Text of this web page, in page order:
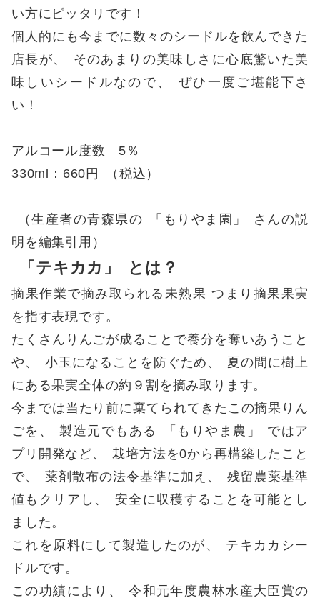
い方にピッタリです！
個人的にも今までに数々のシードルを飲んできた
店長が、
そのあまりの美味しさに心底驚いた美
味しいシードルなので、
ぜひ一度ご堪能下さ
い！
アルコール度数 5％
330ml：660円
（ 税込 ）
（生産者の青森県の 「 もりやま園 」
さんの説
明を編集引用 ）
「 テキカカ 」 とは？
摘果作業で摘み取られる未熟果 つまり摘果果実
を指す表現です。
たくさんりんごが成ることで養分を奪いあうこと
や 、 小玉になることを防ぐため 、
夏の間に樹上
にある果実全体の約９割を摘み取ります。
今までは当たり前に棄てられてきたこの摘果りん
ごを 、 製造元でもある 「 もりやま農 」
ではア
プリ開発など、
栽培方法を0から再構築したこと
で、 薬剤散布の法令基準に加え 、
残留農薬基準
値もクリアし 、
安全に収穫することを可能とし
ました。
これを原料にして製造したのが 、
テキカカシー
ドルです。
この功績により 、 令和元年度農林水産大臣賞の